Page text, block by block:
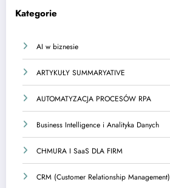
Kategorie
AI w biznesie
ARTYKUŁY SUMMARYATIVE
AUTOMATYZACJA PROCESÓW RPA
Business Intelligence i Analityka Danych
CHMURA I SaaS DLA FIRM
CRM (Customer Relationship Management)